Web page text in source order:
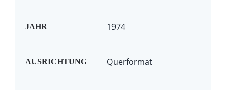
JAHR 1974
AUSRICHTUNG Querformat